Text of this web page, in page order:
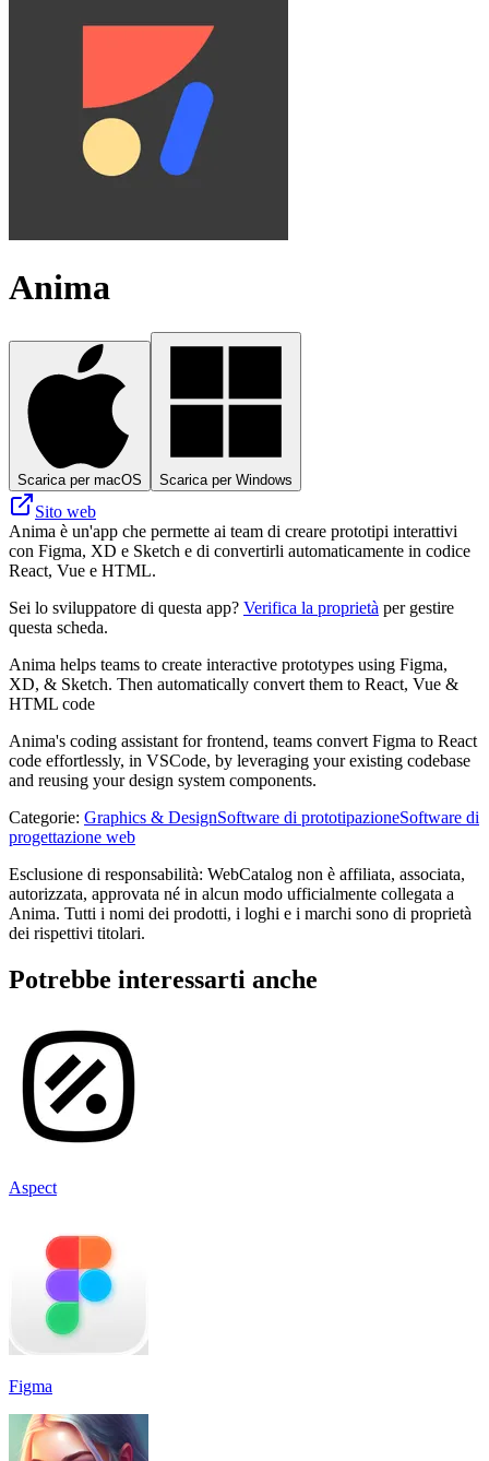
Anima
Scarica per macOS Scarica per Windows
Sito web
Anima è un'app che permette ai team di creare prototipi interattivi
con Figma, XD e Sketch e di convertirli automaticamente in codice
React, Vue e HTML.
Sei lo sviluppatore di questa app? Verifica la proprietà per gestire
questa scheda.
Anima helps teams to create interactive prototypes using Figma,
XD, & Sketch. Then automatically convert them to React, Vue &
HTML code
Anima's coding assistant for frontend, teams convert Figma to React
code effortlessly, in VSCode, by leveraging your existing codebase
and reusing your design system components.
Categorie: Graphics & DesignSoftware di prototipazioneSoftware di
progettazione web
Esclusione di responsabilità: WebCatalog non è affiliata, associata,
autorizzata, approvata né in alcun modo ufficialmente collegata a
Anima. Tutti i nomi dei prodotti, i loghi e i marchi sono di proprietà
dei rispettivi titolari.
Potrebbe interessarti anche
Aspect
Figma